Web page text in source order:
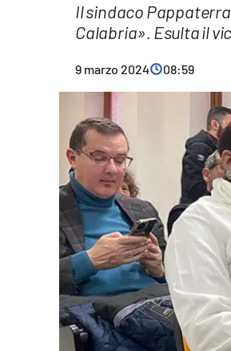
Streaming
Il sindaco
Calabria». Esulta il
9 marzo 2024 08:59